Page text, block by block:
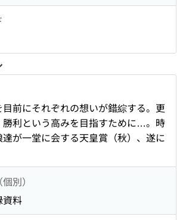
前にそれぞれの想いが錯綜する。更
勝利という高みを目指すために…。時
が一堂に会する天皇賞（秋）、遂に
別）
資料